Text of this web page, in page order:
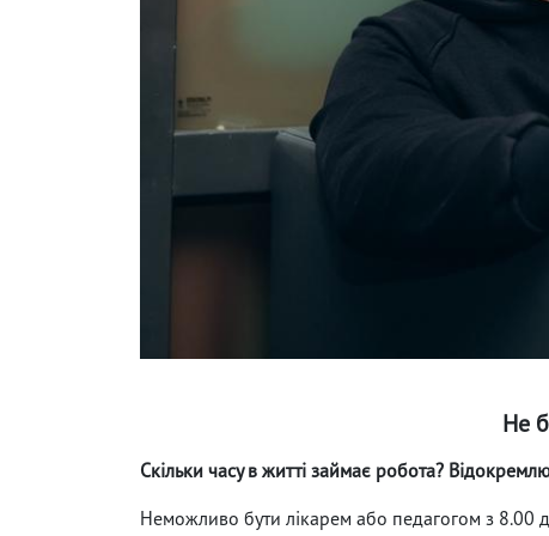
Не
Скільки часу в житті займає робота?
Неможливо бути лікарем або педагогом з